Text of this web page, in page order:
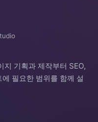
지 기획과 제작부터 SEO,
필요한 범위를 함께 설